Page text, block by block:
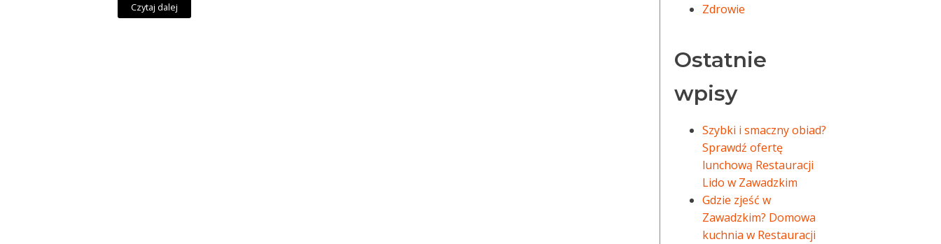
Czytaj dalej
Zdrowie
Ostatnie
wpisy
Szybki i smaczny obiad?
Sprawdź ofertę
lunchową Restauracji
Lido w Zawadzkim
Gdzie zjeść w
Zawadzkim? Domowa
kuchnia w Restauracji